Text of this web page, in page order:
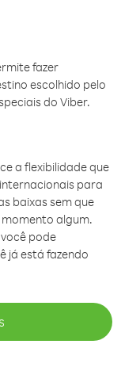
fazer
escolhido pelo
do Viber.
a flexibilidade que
para
baixas sem que
algum.
pode
já está fazendo